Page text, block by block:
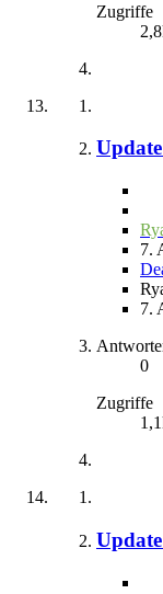
Zugriffe
7.
7.
0
Zugriffe